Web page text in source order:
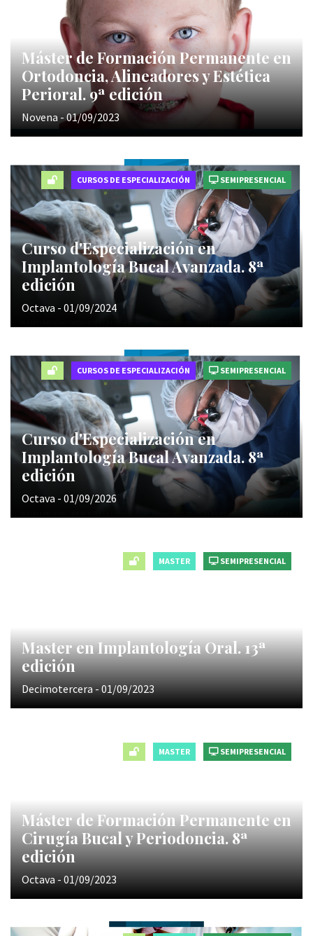
Máster de Formación Permanente en
Ortodoncia, Alineadores y Estética
Perioral. 9ª edición
Novena - 01/09/2023
CURSOS DE ESPECIALIZACIÓN SEMIPRESENCIAL
Curso d'Especialización en
Implantología Bucal Avanzada. 8ª
edición
Octava - 01/09/2024
CURSOS DE ESPECIALIZACIÓN SEMIPRESENCIAL
Curso d'Especialización en
Implantología Bucal Avanzada. 8ª
edición
Octava - 01/09/2026
MASTER SEMIPRESENCIAL
Master en Implantología Oral. 13ª
edición
Decimotercera - 01/09/2023
MASTER SEMIPRESENCIAL
Máster de Formación Permanente en
Cirugía Bucal y Periodoncia. 8ª
edición
Octava - 01/09/2023